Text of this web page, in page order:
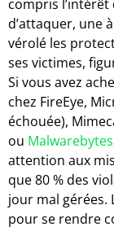
compris
d’attaquer, une
vérolé les
ses victimes,
Si vous avez
chez FireEye,
échouée),
ou Malwarebytes
attention aux
que 80 % des
jour mal gérées.
pour se rendre